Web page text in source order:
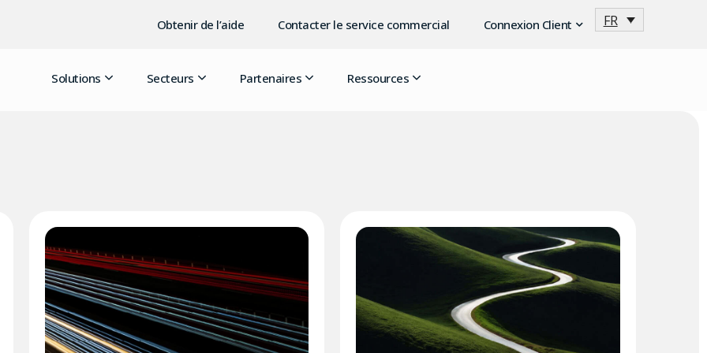
Obtenir de l’aide Contacter le service commercial Connexion Client FR
Solutions Secteurs Partenaires Ressources